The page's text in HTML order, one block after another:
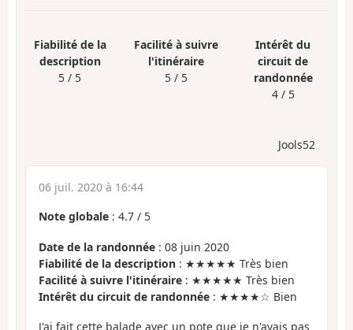
Fiabilité de la
description
5 / 5
Facilité à suivre
l'itinéraire
5 / 5
Intérêt du
circuit de
randonnée
4 / 5
Jools52
06 juil. 2020 à 16:44
Note globale : 4.7 / 5
Date de la randonnée : 08 juin 2020
Fiabilité de la description : ★★★★★ Très bien
Facilité à suivre l'itinéraire : ★★★★★ Très bien
Intérêt du circuit de randonnée : ★★★★☆ Bien
J'ai fait cette balade avec un pote que je n'avais pas